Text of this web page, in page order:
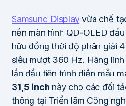
Samsung Display vừa chế
nền màn hình QD-OLED
hữu đồng thời độ phân giải
siêu mượt 360 Hz. Hãng
lần đầu tiên trình diễn mẫu
31,5 inch này cho các đối
thông tại Triển lãm Công